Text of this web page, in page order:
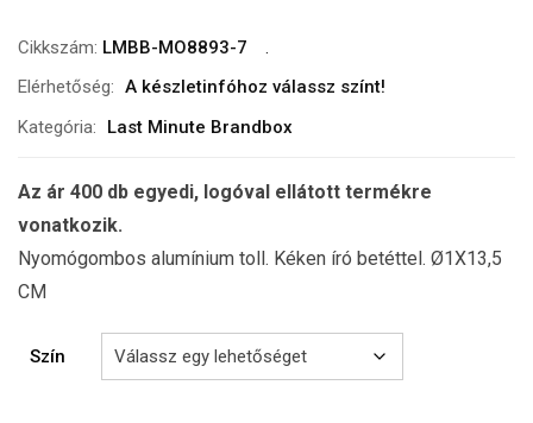
Cikkszám: LMBB-MO8893-7
Elérhetőség: A készletinfóhoz válassz színt!
Kategória:
Last Minute Brandbox
Az ár 400 db egyedi, logóval ellátott termékre
vonatkozik.
Nyomógombos alumínium toll. Kéken író betéttel. Ø1X13,5
CM
Szín